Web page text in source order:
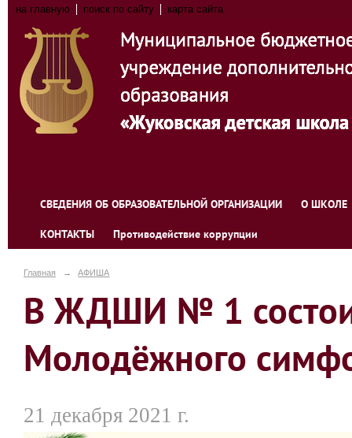
на главную поиск по сайту карта сайта
СВЕДЕНИЯ ОБ ОБРАЗОВАТЕЛЬНОЙ ОРГАНИЗАЦИИ О ШКОЛЕ
КОНТАКТЫ Противодействие коррупции
Главная → АФИША
В ЖДШИ № 1
Молодёжного
21 декабря 2021 г.